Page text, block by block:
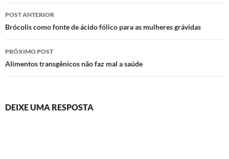
Navegação
de
posts
POST ANTERIOR
Brócolis como fonte de ácido fólico para as mulheres grávidas
PRÓXIMO POST
Alimentos transgênicos não faz mal a saúde
DEIXE UMA RESPOSTA